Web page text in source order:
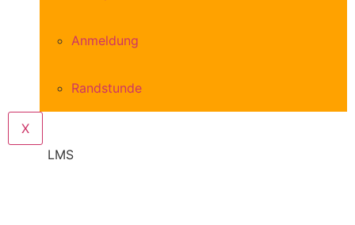
Anmeldung
Randstunde
X
LMS